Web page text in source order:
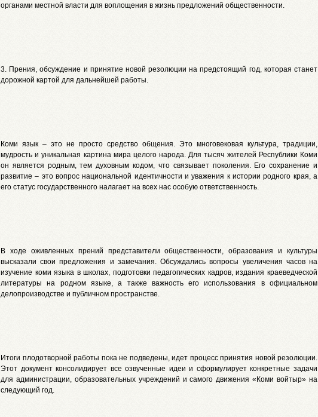
органами местной власти для воплощения в жизнь предложений общественности.
3. Прения, обсуждение и принятие новой резолюции на предстоящий год, которая станет
дорожной картой для дальнейшей работы.
Коми язык – это не просто средство общения. Это многовековая культура, традиции,
мудрость и уникальная картина мира целого народа. Для тысяч жителей Республики Коми
он является родным, тем духовным кодом, что связывает поколения. Его сохранение и
развитие – это вопрос национальной идентичности и уважения к истории родного края, а
его статус государственного налагает на всех нас особую ответственность.
В ходе оживленных прений представители общественности, образования и культуры
высказали свои предложения и замечания. Обсуждались вопросы увеличения часов на
изучение коми языка в школах, подготовки педагогических кадров, издания краеведческой
литературы на родном языке, а также важность его использования в официальном
делопроизводстве и публичном пространстве.
Итоги плодотворной работы пока не подведены, идет процесс принятия новой резолюции.
Этот документ консолидирует все озвученные идеи и сформулирует конкретные задачи
для администрации, образовательных учреждений и самого движения «Коми войтыр» на
следующий год.